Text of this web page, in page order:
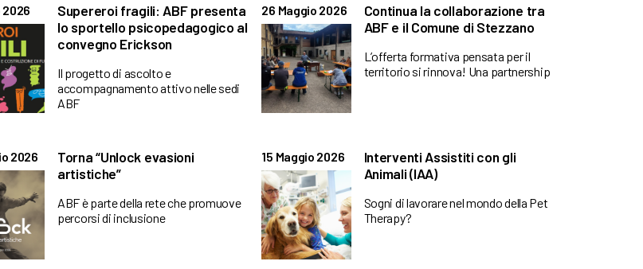
2026
Supereroi fragili: ABF presenta
lo sportello psicopedagogico al
convegno Erickson
Il progetto di ascolto e
accompagnamento attivo nelle sedi
ABF
26 Maggio 2026
Continua la collaborazione tra
ABF e il Comune di Stezzano
L’offerta formativa pensata per il
territorio si rinnova! Una partnership
2026
Torna “Unlock evasioni
artistiche”
ABF è parte della rete che promuove
percorsi di inclusione
15 Maggio 2026
Interventi Assistiti con gli
Animali (IAA)
Sogni di lavorare nel mondo della Pet
Therapy?